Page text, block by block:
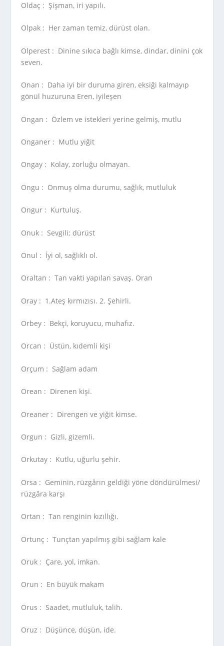
Oldaç : Şişman, iri yapılı.
Olpak : Her zaman temiz, dürüst olan.
Olperest : Dinine sıkıca bağlı kimse, dindar, dinini çok
seven.
Onan : Daha iyi bir duruma giren, eksiği kalmayıp
gönül huzuruna Eren, iyileşen
Ongan : Özlem ve istekleri yerine gelmiş, mutlu
Onganer : Mutlu yiğit
Ongay : Kolay, zorluğu olmayan.
Ongu : Onmuş olma durumu, sağlık, mutluluk
Ongur : Kurtuluş.
Onuk : Sevgili; dürüst
Onul : İyi ol, sağlıklı ol.
Oraltan : Tan vakti yapılan savaş. Oran
Oray : 1.Ateş kırmızısı. 2. Şehirli.
Orbey : Bekçi, koruyucu, muhafız.
Orcan : Üstün, kıdemli kişi
Orçum : Sağlam adam
Orean : Direnen kişi.
Oreaner : Direngen ve yiğit kimse.
Orgun : Gizli, gizemli.
Orkutay : Kutlu, uğurlu şehir.
Orsa : Geminin, rüzgârın geldiği yöne döndürülmesi/
rüzgâra karşı
Ortan : Tan renginin kızıllığı.
Ortunç : Tunçtan yapılmış gibi sağlam kale
Oruk : Çare, yol, imkan.
Orun : En büyük makam
Orus : Saadet, mutluluk, talih.
Oruz : Düşünce, düşün, ide.